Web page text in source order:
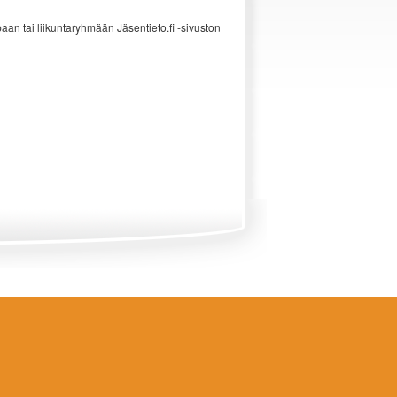
tai liikuntaryhmään Jäsentieto.fi -sivuston